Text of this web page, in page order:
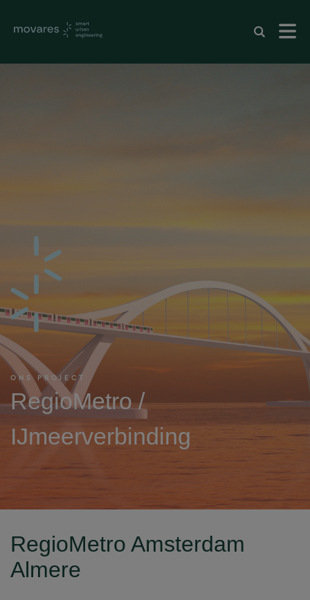
ONS PROJECT
RegioMetro /
IJmeerverbinding
RegioMetro Amsterdam
Almere